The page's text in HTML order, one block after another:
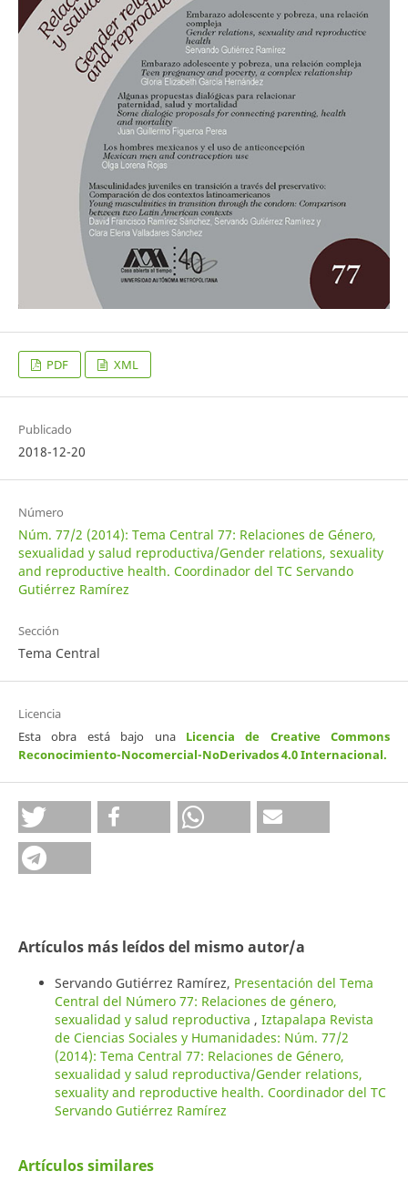
PDF XML
Publicado
2018-12-20
Número
Núm. 77/2 (2014): Tema Central 77: Relaciones de Género,
sexualidad y salud reproductiva/Gender relations, sexuality
and reproductive health. Coordinador del TC Servando
Gutiérrez Ramírez
Sección
Tema Central
Licencia
Esta obra está bajo una Licencia de Creative Commons
Reconocimiento-Nocomercial-NoDerivados 4.0 Internacional.
Artículos más leídos del mismo autor/a
Servando Gutiérrez Ramírez, Presentación del Tema
Central del Número 77: Relaciones de género,
sexualidad y salud reproductiva , Iztapalapa Revista
de Ciencias Sociales y Humanidades: Núm. 77/2
(2014): Tema Central 77: Relaciones de Género,
sexualidad y salud reproductiva/Gender relations,
sexuality and reproductive health. Coordinador del TC
Servando Gutiérrez Ramírez
Artículos similares